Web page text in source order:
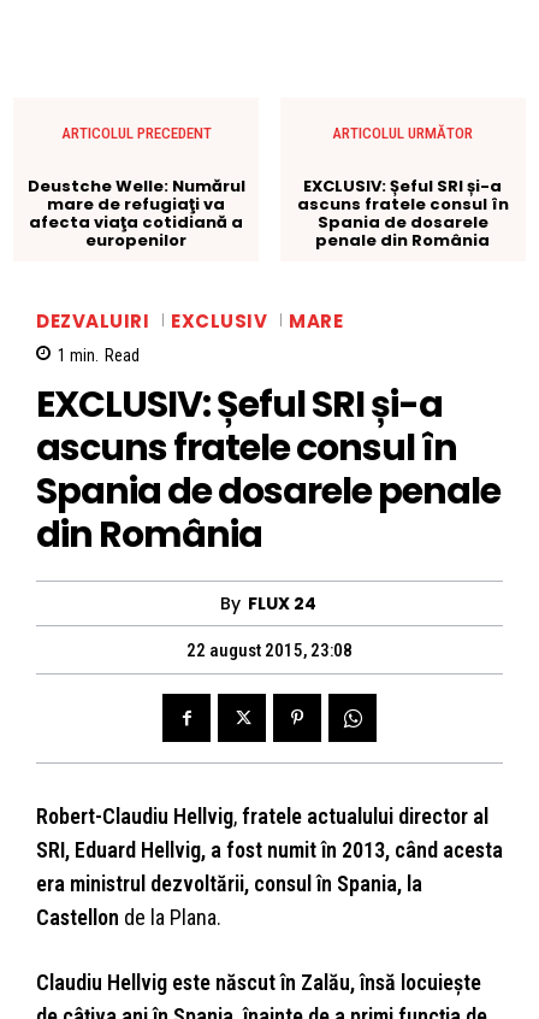
ARTICOLUL PRECEDENT
Deustche Welle: Numărul
mare de refugiaţi va
afecta viaţa cotidiană a
europenilor
ARTICOLUL URMĂTOR
EXCLUSIV: Șeful SRI și-a
ascuns fratele consul în
Spania de dosarele
penale din România